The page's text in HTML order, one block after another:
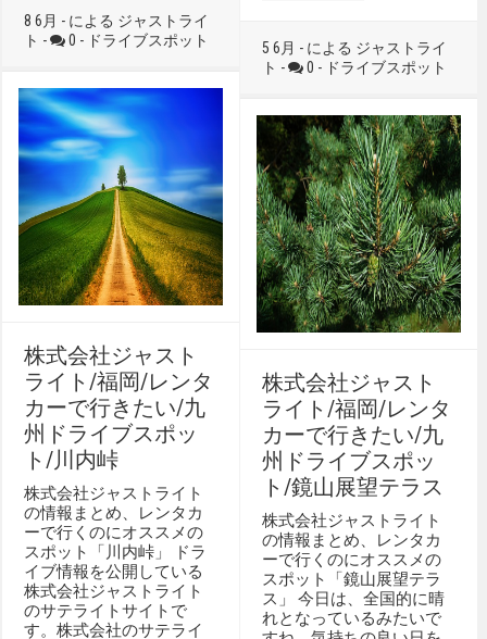
8 6月 - による ジャストライ
ト -
0 - ドライブスポット
5 6月 - による ジャストライ
ト -
0 - ドライブスポット
株式会社ジャスト
ライト/福岡/レンタ
カーで行きたい/九
州ドライブスポッ
ト/川内峠
株式会社ジャストライト
の情報まとめ、レンタカ
ーで行くのにオススメの
スポット「川内峠」 ドラ
イブ情報を公開している
株式会社ジャストライト
のサテライトサイトで
す。株式会社のサテライ
株式会社ジャスト
ライト/福岡/レンタ
カーで行きたい/九
州ドライブスポッ
ト/鏡山展望テラス
株式会社ジャストライト
の情報まとめ、レンタカ
ーで行くのにオススメの
スポット「鏡山展望テラ
ス」 今日は、全国的に晴
れとなっているみたいで